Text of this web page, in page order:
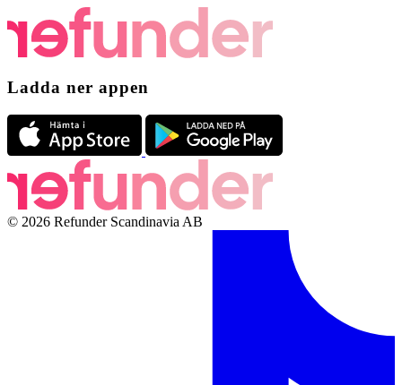
Ladda ner appen
© 2026 Refunder Scandinavia AB